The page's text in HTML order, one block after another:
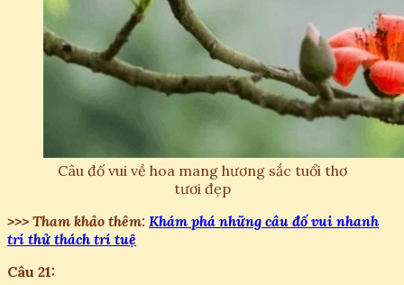
Câu đố vui về hoa mang hương sắc tuổi thơ
tươi đẹp
>>> Tham khảo thêm: Khám phá những câu đố vui nhanh
trí thử thách trí tuệ
Câu 21: